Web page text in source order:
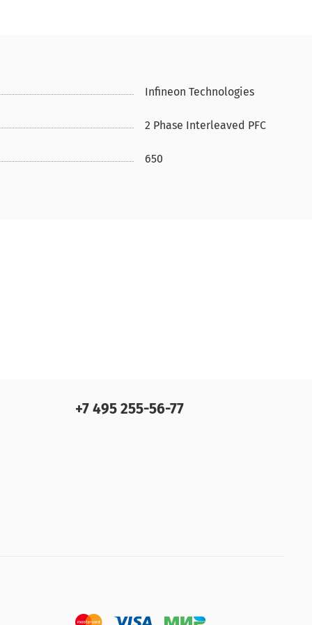
Infineon Technologies
2 Phase Interleaved PFC
650
+7 495 255-56-77